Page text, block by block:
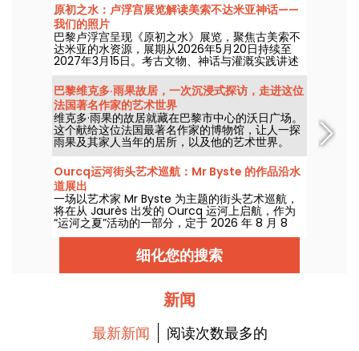
原初之水：卢浮宫展览解读美索不达米亚神话——
我们的照片
巴黎卢浮宫呈现《原初之水》展览，聚焦古美索不
达米亚的水资源，展期从2026年5月20日持续至
2027年3月15日。考古文物、神话与灌溉实践讲述
这一资源如何塑造了早期美索不达米亚社会。
巴黎维克多·雨果故居，一次沉浸式探访，走进这位
法国著名作家的艺术世界
维克多·雨果的故居就藏在巴黎市中心的沃日广场。
这个献给这位法国最著名作家的博物馆，让人一探
雨果及其家人当年的居所，以及他的艺术世界。
Ourcq运河街头艺术巡航：Mr Byste 的作品沿水
道展出
一场以艺术家 Mr Byste 为主题的街头艺术巡航，
将在从 Jaurès 出发的 Ourcq 运河上启航，作为
“运河之夏”活动的一部分，定于 2026 年 8 月 8
日，周六。日程包括：船上展览、水上视角的壁画
导览，以及对这位艺术家喷绘世界的探索。
细化您的搜索
新闻
最新新闻 阅读次数最多的